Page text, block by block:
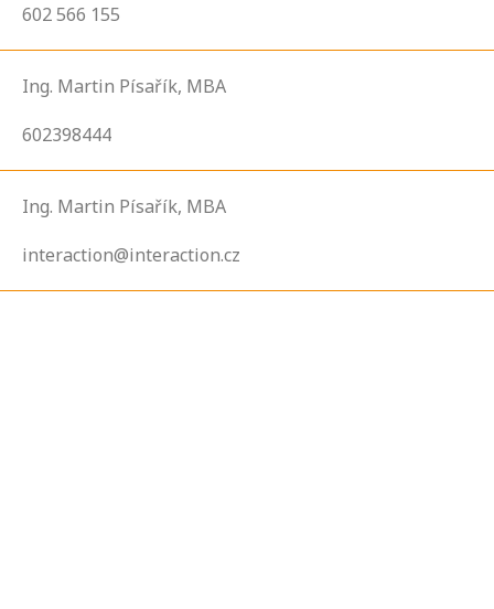
602 566 155
Ing. Martin Písařík, MBA
602398444
Ing. Martin Písařík, MBA
interaction@interaction.cz